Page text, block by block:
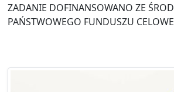
ZADANIE DOFINANSOWANO ZE
PAŃSTWOWEGO FUNDUSZU